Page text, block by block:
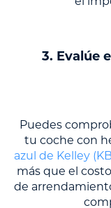
3. Evalúe
Puedes
tu coche con
azul de Kelley
más que el
de